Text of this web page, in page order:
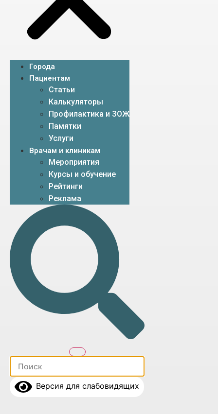
Города
Пациентам
Статьи
Калькуляторы
Профилактика и ЗОЖ
Памятки
Услуги
Врачам и клиникам
Мероприятия
Курсы и обучение
Рейтинги
Реклама
Версия для слабовидящих